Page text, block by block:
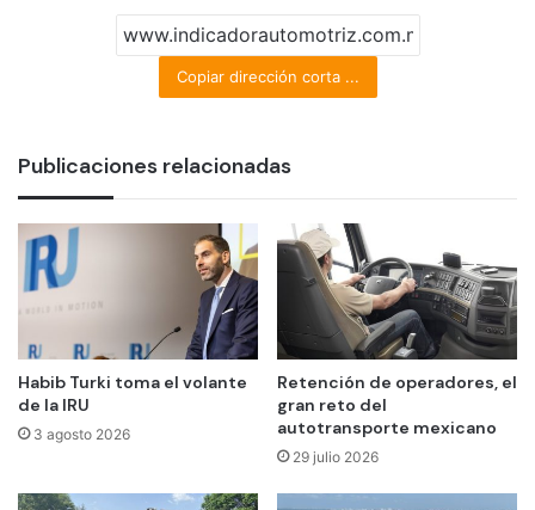
Copiar dirección corta ...
Publicaciones relacionadas
Habib Turki toma el volante
de la IRU
3 agosto 2026
Retención de operadores, el
gran reto del
autotransporte mexicano
29 julio 2026